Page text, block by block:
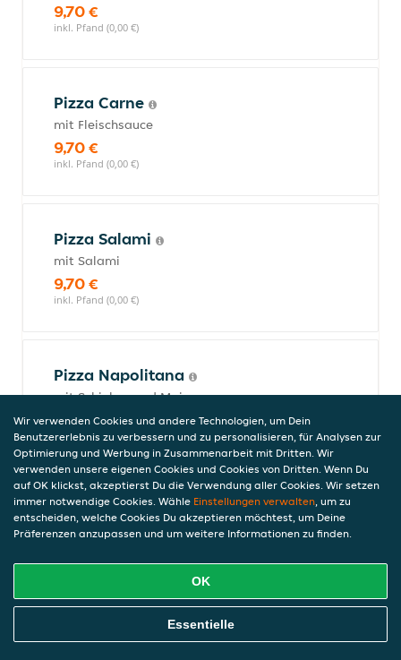
9,70 €
inkl. Pfand (0,00 €)
Pizza Carne
mit Fleischsauce
9,70 €
inkl. Pfand (0,00 €)
Pizza Salami
mit Salami
9,70 €
inkl. Pfand (0,00 €)
Pizza Napolitana
mit Schinken und Mais
9,70 €
inkl. Pfand (0,00 €)
Pizza Quattro Stagioni
mit Champignons, Schinken und
Online Essen Bestellen
Wir verwenden Cookies und andere Technologien, um Dein
Benutzererlebnis zu verbessern und zu personalisieren, für Analysen zur
Optimierung und Werbung in Zusammenarbeit mit Dritten. Wir
verwenden unsere eigenen Cookies und Cookies von Dritten. Wenn Du
auf OK klickst, akzeptierst Du die Verwendung aller Cookies. Wir setzen
immer notwendige Cookies. Wähle Einstellungen verwalten, um zu
entscheiden, welche Cookies Du akzeptieren möchtest, um Deine
Präferenzen anzupassen und um weitere Informationen zu finden.
OK
Essentielle